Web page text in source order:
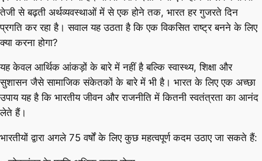
तेजी से बढ़ती अर्थव्यवस्थाओं में से एक होने तक, भारत हर गुजरते दिन
प्रगति कर रहा है। सवाल यह उठता है कि एक विकसित राष्ट्र बनने के लिए
क्या करना होगा?
यह केवल आर्थिक आंकड़ों के बारे में नहीं है बल्कि स्वास्थ्य, शिक्षा और
सुशासन जैसे सामाजिक संकेतकों के बारे में भी है। भारत के लिए एक अच्छा
उपाय यह है कि भारतीय जीवन और राजनीति में कितनी स्वतंत्रता का आनंद
लेते हैं।
भारतीयों द्वारा अगले 75 वर्षों के लिए कुछ महत्वपूर्ण कदम उठाए जा सकते हैं: